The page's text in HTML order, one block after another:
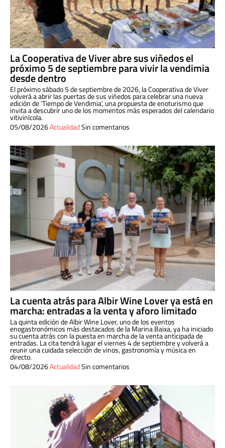
La Cooperativa de Viver abre sus viñedos el
próximo 5 de septiembre para vivir la vendimia
desde dentro
El próximo sábado 5 de septiembre de 2026, la Cooperativa de Viver
volverá a abrir las puertas de sus viñedos para celebrar una nueva
edición de ‘Tiempo de Vendimia’, una propuesta de enoturismo que
invita a descubrir uno de los momentos más esperados del calendario
vitivinícola.
05/08/2026ActualidadSin comentarios
La cuenta atrás para Albir Wine Lover ya está en
marcha: entradas a la venta y aforo limitado
La quinta edición de Albir Wine Lover, uno de los eventos
enogastronómicos más destacados de la Marina Baixa, ya ha iniciado
su cuenta atrás con la puesta en marcha de la venta anticipada de
entradas. La cita tendrá lugar el viernes 4 de septiembre y volverá a
reunir una cuidada selección de vinos, gastronomía y música en
directo.
04/08/2026ActualidadSin comentarios